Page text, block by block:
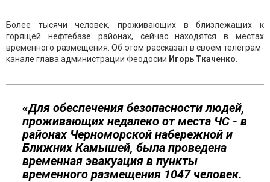
Более тысячи человек, проживающих в близлежащих к
горящей нефтебазе районах, сейчас находятся в местах
временного размещения. Об этом рассказал в своем телеграм-
канале глава администрации Феодосии Игорь Ткаченко.
«Для обеспечения безопасности людей,
проживающих недалеко от места ЧС - в
районах Черноморской набережной и
Ближних Камышей, была проведена
временная эвакуация в пункты
временного размещения 1047 человек.